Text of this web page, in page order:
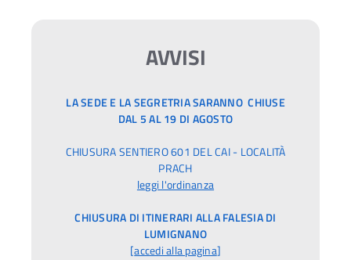
AVVISI
LA SEDE E LA SEGRETRIA SARANNO CHIUSE
DAL 5 AL 19 DI AGOSTO
CHIUSURA SENTIERO 601 DEL CAI - LOCALITÀ
PRACH
leggi l'ordinanza
CHIUSURA DI ITINERARI ALLA FALESIA DI
LUMIGNANO
[accedi alla pagina]